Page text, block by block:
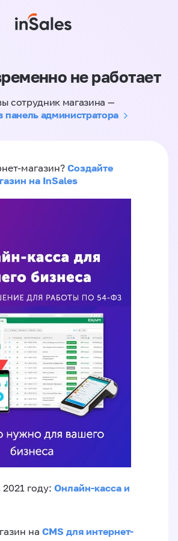
не работает
сотрудник магазина —
панель администратора
магазин? Создайте
на InSales
году: Онлайн-касса и
на CMS для интернет-